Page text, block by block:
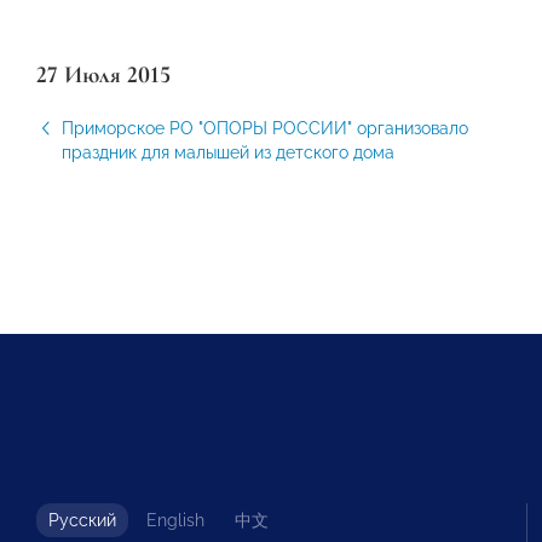
27 Июля 2015
Приморское РО "ОПОРЫ РОССИИ" организовало
праздник для малышей из детского дома
Русский English 中文